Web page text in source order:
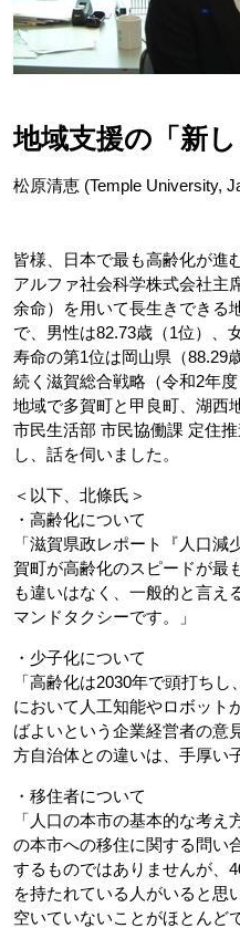
地域支援の「新
松原清恵 (Temple University,
皆様、日本で最も高齢化が進
アルファ社会科学株式会社主
余命）を用いて長生きできる
で、男性は82.73歳（1位）、
寿命の第1位は岡山県（88.29
続く滋賀総合戦略（令和2年
地域で多賀町と甲良町、湖西
市民生活部 市民協働課 定住
し、話を伺いました。
＜以下、北條氏＞
・高齢化について
「滋賀県政レポート『人口
賀町が高齢化のスピードが最
も違いはなく、一般的と言え
マンドタクシーです。」
・少子化について
「高齢化は2030年で頭打ち
において人工知能やロボット
ばよいという企業経営者の意
方自治体との違いは、手厚い
・移住者について
「人口の本市の基本的な考
の本市への移住に関する問い
するものではありませんが、
を持たれている人がいると思
空いていないことがほとんど